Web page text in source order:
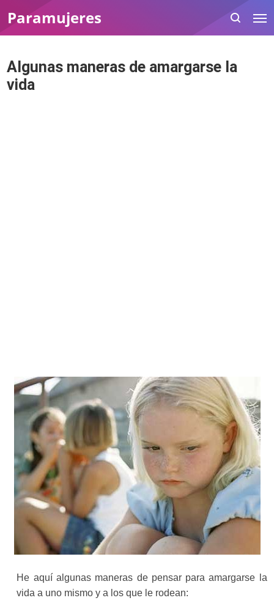
Paramujeres
Algunas maneras de amargarse la
vida
He aquí algunas maneras de pensar para amargarse la
vida a uno mismo y a los que le rodean: